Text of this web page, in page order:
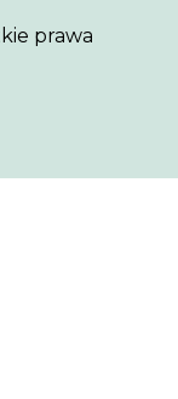
prawa